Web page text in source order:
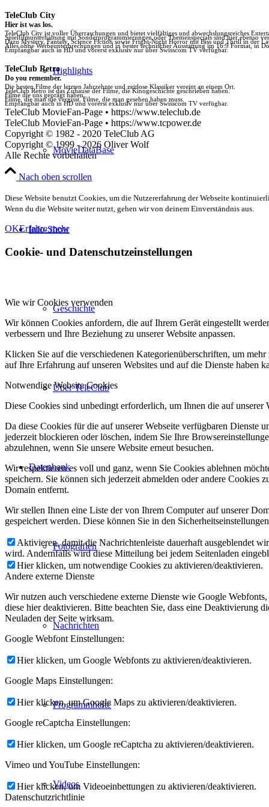
Highlights
MovieDataBase
Info-Show
Geschichte
Über TeleClub
Datenbank
Fotografien
Nachrichten
Programmhefte
Videos
TeleClub City
Hier ist was los.
TeleClub City ist voller Überraschungen und bietet vielfältiges und abwechslungsreiches
Spielfilmunterhaltung mit Sonderprogrammierungen oder Themenspecials sind hier ebenso
Dazu Mystery, Fantasy, Science Fiction sowie Fright-Night Horror mit Biss und Thrill in der
Alles ohne Werbeunterbrechungen und in bester technischer Ausstattung im 16:9 Format, in
Empfangbar auch in HD und vorerst exklusiv nur über Swisscom TV verfügbar.
TeleClub Retro
Do you remember.
Die besten Filme der letzten Jahrzehnte und zeitlose Klassiker vereint an einem Ort.
TeleClub Retro ist das Zuhause der Filme, die Kinogeschichte geschrieben haben.
Filme die uns geprägt haben.
Filme, die man nie vergisst. Filme, die man gesehen haben muss.
Empfangbar auch in HD und vorerst exklusiv nur über Swisscom TV verfügbar.
TeleClub MovieFan-Page • https://www.teleclub.de
TeleClub MovieFan-Page • https://www.tcpower.de
Copyright © 1982 - 2020 TeleClub AG
Copyright © 1999 - 2026 Oliver Wolf
Alle Rechte vorbehalten
Nach oben scrollen
Diese Website benutzt Cookies, um die Nutzererfahrung der Webseite
Wenn du die Website weiter nutzt, gehen wir von deinem Einverständnis aus.
OKErfahre mehr
Cookie- und Datenschutzeinstellungen
Wie wir Cookies verwenden
Wir können Cookies anfordern, die auf Ihrem Gerät eingestellt
verbessern und Ihre Beziehung zu unserer Website anpassen.
Klicken Sie auf die verschiedenen Kategorienüberschriften, um
auf Ihre Erfahrung auf unseren Websites und auf die Dienste haben
Notwendige Website Cookies
Diese Cookies sind unbedingt erforderlich, um Ihnen die auf
Da diese Cookies für die auf unserer Webseite verfügbaren
jederzeit blockieren oder löschen, indem Sie Ihre
abzulehnen, wenn Sie unsere Website erneut besuchen.
Wir respektieren es voll und ganz, wenn Sie Cookies ablehnen
speichern. Sie können sich jederzeit abmelden oder andere Cookies
Domain entfernt.
Wir stellen Ihnen eine Liste der von Ihrem Computer auf unserer
gespeichert werden. Diese können Sie in den
Aktivieren, damit die Nachrichtenleiste dauerhaft ausgeblendet
wird. Andernfalls wird diese Mitteilung bei jedem Seitenladen
Hier klicken, um notwendige Cookies zu aktivieren/deaktivieren.
Andere externe Dienste
Wir nutzen auch verschiedene externe Dienste wie Google
diese hier deaktivieren. Bitte beachten Sie, dass eine Deaktivierung
Neuladen der Seite wirksam.
Google Webfont Einstellungen:
Hier klicken, um Google Webfonts zu aktivieren/deaktivieren.
Google Maps Einstellungen:
Hier klicken, um Google Maps zu aktivieren/deaktivieren.
Google reCaptcha Einstellungen:
Hier klicken, um Google reCaptcha zu aktivieren/deaktivieren.
Vimeo und YouTube Einstellungen:
Hier klicken, um Videoeinbettungen zu aktivieren/deaktivieren.
Datenschutzrichtlinie